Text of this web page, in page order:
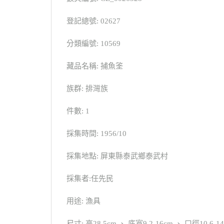
登記總號: 02627
分類編號: 10569
藏品名稱: 捕魚筌
族群: 排灣族
件數: 1
採集時間: 1956/10
採集地點: 屏東縣泰武鄉泰武村
採集者:任先民
用途: 漁具